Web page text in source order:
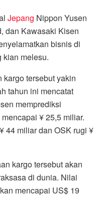
Jepang Nippon Yusen
dan Kawasaki Kisen
bisnis di
kian melesu.
kargo tersebut yakin
tahun ini mencatat
memprediksi
¥ 25,5 miliar.
44 miliar dan OSK rugi ¥
kargo tersebut akan
di dunia. Nilai
mencapai US$ 19